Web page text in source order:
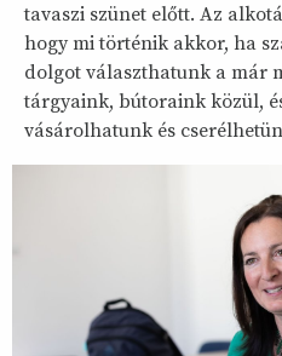
tavaszi szünet előtt. Az
hogy mi történik akkor, ha
dolgot választhatunk a már
tárgyaink, bútoraink közül,
vásárolhatunk és